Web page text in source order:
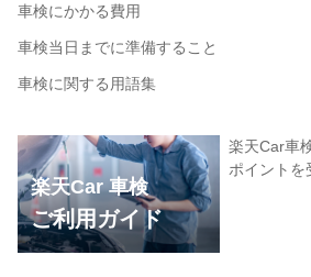
車検にかかる費用
車検当日までに準備すること
車検に関する用語集
楽天Car 車検
ご利用ガイド
楽天Car車
ポイントを